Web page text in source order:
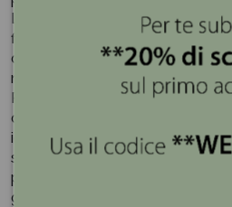
La lavorazione in resina
finitura accurata, valorizzando
decorazione e rendendola
mensole, mobili, librerie o
Realizzato con cura nei dettagli
delicata tonalità azzurro,
ideale per la casa e un'originale
speciali come nascite,
pensiero elegante per chi
gusto delicato e senza tempo.